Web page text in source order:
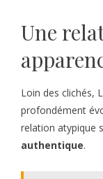
Une
Loin des clichés,
profondément
relation atypique
authentique.